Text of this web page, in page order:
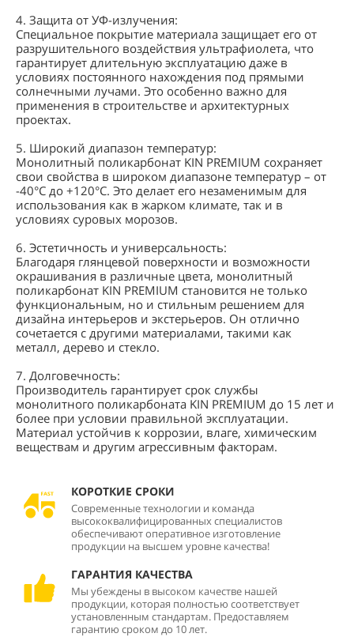
4. Защита от УФ-излучения:
Специальное покрытие материала защищает его от
разрушительного воздействия ультрафиолета, что
гарантирует длительную эксплуатацию даже в
условиях постоянного нахождения под прямыми
солнечными лучами. Это особенно важно для
применения в строительстве и архитектурных
проектах.
5. Широкий диапазон температур:
Монолитный поликарбонат KIN PREMIUM сохраняет
свои свойства в широком диапазоне температур – от
-40°C до +120°C. Это делает его незаменимым для
использования как в жарком климате, так и в
условиях суровых морозов.
6. Эстетичность и универсальность:
Благодаря глянцевой поверхности и возможности
окрашивания в различные цвета, монолитный
поликарбонат KIN PREMIUM становится не только
функциональным, но и стильным решением для
дизайна интерьеров и экстерьеров. Он отлично
сочетается с другими материалами, такими как
металл, дерево и стекло.
7. Долговечность:
Производитель гарантирует срок службы
монолитного поликарбоната KIN PREMIUM до 15 лет и
более при условии правильной эксплуатации.
Материал устойчив к коррозии, влаге, химическим
веществам и другим агрессивным факторам.
КОРОТКИЕ СРОКИ
Современные технологии и команда
высококвалифицированных специалистов
обеспечивают оперативное изготовление
продукции на высшем уровне качества!
ГАРАНТИЯ КАЧЕСТВА
Мы убеждены в высоком качестве нашей
продукции, которая полностью соответствует
установленным стандартам. Предоставляем
гарантию сроком до 10 лет.